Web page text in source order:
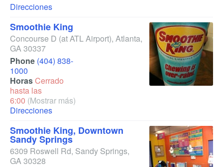
Direcciones
Smoothie King
Concourse D (at ATL Airport), Atlanta,
GA30337
Phone (404) 838-
1000
HorasCerrado
hasta las
6:00 (Mostrar más)
Direcciones
Smoothie King, Downtown
Sandy Springs
6309 Roswell Rd, Sandy Springs,
GA30328